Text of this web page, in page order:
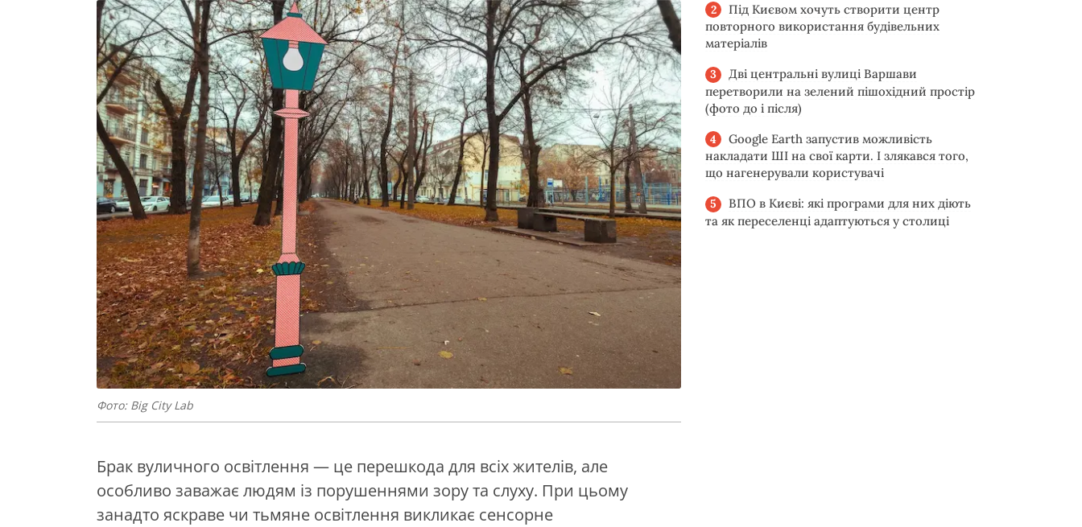
Фото: Big City Lab
Брак вуличного освітлення — це перешкода для всіх жителів, але
особливо заважає людям із порушеннями зору та слуху. При цьому
занадто яскраве чи тьмяне освітлення викликає сенсорне
Під Києвом хочуть створити центр
повторного використання будівельних
матеріалів
Дві центральні вулиці Варшави
перетворили на зелений пішохідний простір
(фото до і після)
Google Earth запустив можливість
накладати ШІ на свої карти. І злякався того,
що нагенерували користувачі
ВПО в Києві: які програми для них діють
та як переселенці адаптуються у столиці